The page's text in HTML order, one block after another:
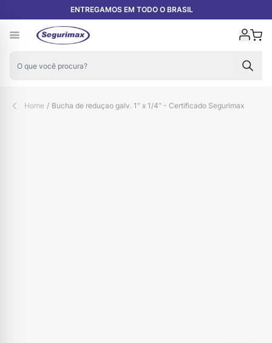
Pular para o conteúdoENTREGAMOS EM TODO O BRASIL
Home / Bucha de reduçao galv. 1" x 1/4" - Certificado Segurimax